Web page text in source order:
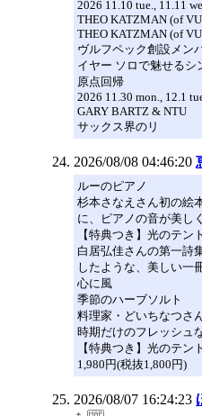
2026 11.10 tue., 11.11
THEO KATZMAN (of
THEO KATZMAN (of
ヴルフペック創設メン
イヤー ソロで魅せる
原点回帰
2026 11.30 mon., 12.1
GARY BARTZ & NTU
サックス界のリ
2026/08/08 04:46:20
ルーのピアノ
杉本さなえさん初の絵
に、ピアノの音が美し
【特典つき】光のテント
白居弘佳さんの第一詩
したような、美しい一冊
心に風
季節のハーブソルト
料理家・どいちなつさ
時期だけのフレッシュ
【特典つき】光のテント
1,980円(税抜1,800円)
2026/08/07 16:24:23